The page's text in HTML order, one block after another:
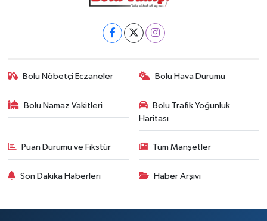
Bolu Nöbetçi Eczaneler Bolu Hava Durumu
Bolu Namaz Vakitleri
Bolu Trafik Yoğunluk
Haritası
Puan Durumu ve Fikstür Tüm Manşetler
Son Dakika Haberleri Haber Arşivi